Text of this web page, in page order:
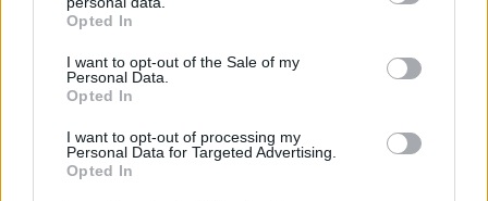
grant or deny consent to Google and its third-party tags to
use your data for below specified purposes in below Google
consent section.
Opted In
I want to opt-out of the Sale of my
Personal Data.
Opted In
I want to opt-out of processing my
Personal Data for Targeted Advertising.
Opted In
«Πόσα θέλεις για το κορίτσι;»: Τουρίστας στην
Κρήτη ζητά... τιμή για να ασελγήσει σε ανήλικη, τι
καταγγέλλει ο ιδιοκτήτης επιχείρησης
07.08.2026, 18:22